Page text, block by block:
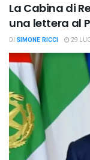
La Cabina di
una lettera al
DI SIMONE RICCI 29